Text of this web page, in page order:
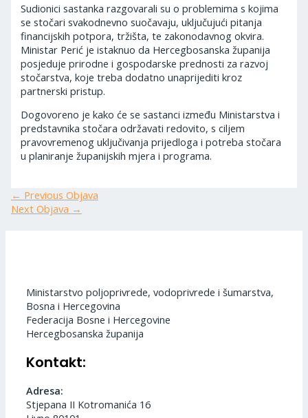
Sudionici sastanka razgovarali su o problemima s kojima
se stočari svakodnevno suočavaju, uključujući pitanja
financijskih potpora, tržišta, te zakonodavnog okvira.
Ministar Perić je istaknuo da Hercegbosanska županija
posjeduje prirodne i gospodarske prednosti za razvoj
stočarstva, koje treba dodatno unaprijediti kroz
partnerski pristup.
Dogovoreno je kako će se sastanci između Ministarstva i
predstavnika stočara održavati redovito, s ciljem
pravovremenog uključivanja prijedloga i potreba stočara
u planiranje županijskih mjera i programa.
← Previous Objava
Next Objava →
Ministarstvo poljoprivrede, vodoprivrede i šumarstva,
Bosna i Hercegovina
Federacija Bosne i Hercegovine
Hercegbosanska županija
Kontakt:
Adresa:
Stjepana II Kotromanića 16